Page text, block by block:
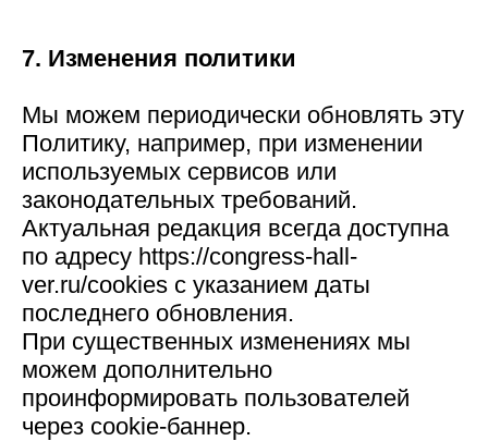
7. Изменения политики
Мы можем периодически обновлять эту
Политику, например, при изменении
используемых сервисов или
законодательных требований.
Актуальная редакция всегда доступна
по адресу https://congress-hall-
ver.ru/cookies с указанием даты
последнего обновления.
При существенных изменениях мы
можем дополнительно
проинформировать пользователей
через cookie-баннер.